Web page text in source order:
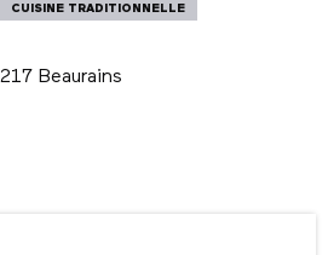
CUISINE TRADITIONNELLE
Beaurains
favoris